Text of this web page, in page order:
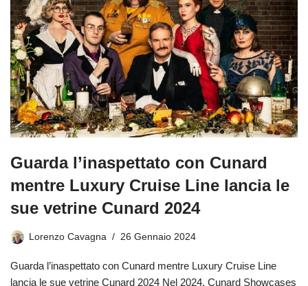
Guarda l’inaspettato con Cunard
mentre Luxury Cruise Line lancia le
sue vetrine Cunard 2024
Lorenzo Cavagna 26 Gennaio 2024
Guarda l’inaspettato con Cunard mentre Luxury Cruise Line
lancia le sue vetrine Cunard 2024 Nel 2024, Cunard Showcases